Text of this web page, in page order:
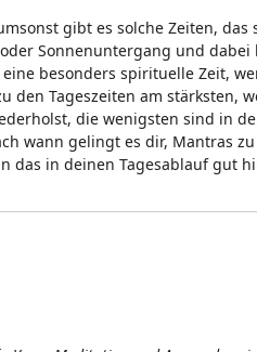
gibt es solche Zeiten, das
Sonnenuntergang und
besonders spirituelle Zeit,
den Tageszeiten am stärksten,
die wenigsten sind in
wann gelingt es dir, Mantras
das in deinen Tagesablauf gut